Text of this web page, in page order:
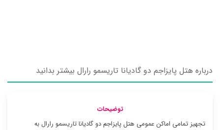
درباره هتل پایزاجم دو گادیانا تاریسمو رارال بیشتر بدانید
توضیحات
تجهیز تمامی اماکن عمومی هتل پایزاجم دو گادیانا تاریسمو رارال به